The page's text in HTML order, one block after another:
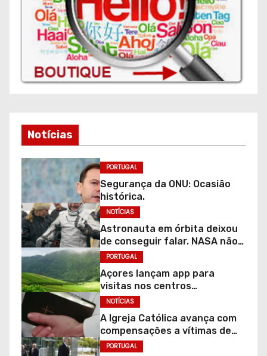
Notícias
PORTUGAL
Segurança da ONU: Ocasião
histórica.
NOTÍCIAS
Astronauta em órbita deixou
de conseguir falar. NASA não
sabe motivo.
PORTUGAL
Açores lançam app para
visitas nos centros
ambientais e parques
naturais
NOTÍCIAS
A Igreja Católica avança com
compensações a vítimas de
abusos. “Não apaga a dor”
PORTUGAL